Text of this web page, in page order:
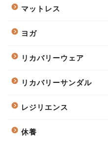
マットレス
ヨガ
リカバリーウェア
リカバリーサンダル
レジリエンス
休養